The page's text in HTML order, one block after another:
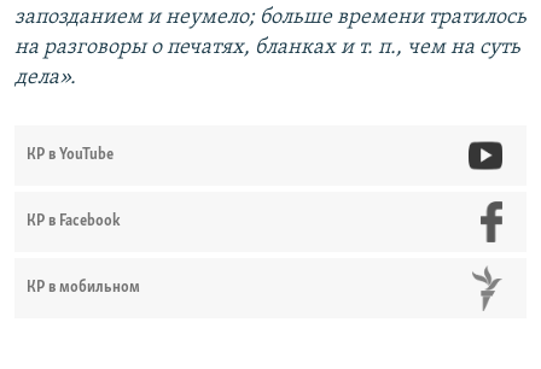
запозданием и неумело; больше времени тратилось
на разговоры о печатях, бланках и т. п., чем на суть
дела».
КР в YouTube
КР в Facebook
КР в мобильном